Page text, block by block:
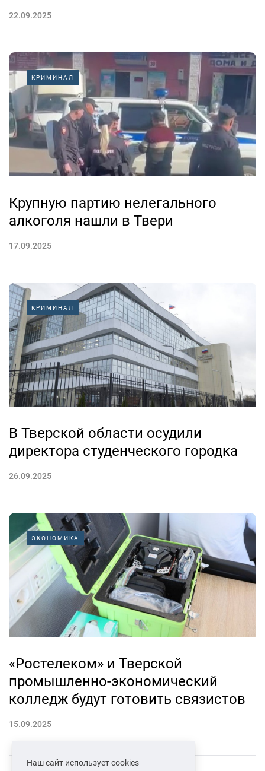
22.09.2025
КРИМИНАЛ
Крупную партию нелегального
алкоголя нашли в Твери
17.09.2025
КРИМИНАЛ
В Тверской области осудили
директора студенческого городка
26.09.2025
ЭКОНОМИКА
«Ростелеком» и Тверской
промышленно-экономический
колледж будут готовить связистов
15.09.2025
Наш сайт использует cookies